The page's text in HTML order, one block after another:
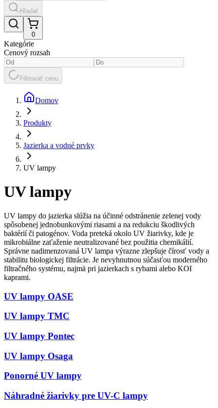
Hľadať
0
Kategórie
Cenový rozsah
Filtrovať cenu
Domov
Produkty
Jazierka a vodné prvky
UV lampy
UV lampy
UV lampy do jazierka slúžia na účinné odstránenie zelenej vody
spôsobenej jednobunkovými riasami a na redukciu škodlivých
baktérií či patogénov. Voda preteká okolo UV žiarivky, kde je
mikrobiálne zaťaženie neutralizované bez použitia chemikálií.
Správne nadimenzovaná UV lampa výrazne zlepšuje čírosť vody a
stabilitu biologickej filtrácie. Je nevyhnutnou súčasťou moderného
filtračného systému, najmä pri jazierkach s rybami alebo KOI
kaprami.
UV lampy OASE
UV lampy TMC
UV lampy Pontec
UV lampy Osaga
Ponorné UV lampy
Náhradné žiarivky pre UV-C lampy